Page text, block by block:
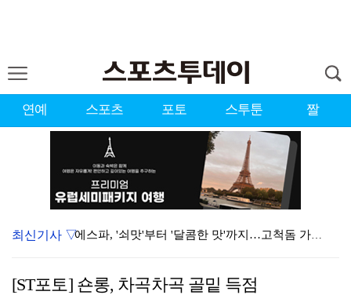
연예 스포츠 포토 스투툰 짤
에스파, '쇠맛'부터 '달콤한 맛'까지…고척돔 가득 채…
최신기사 ▽
[ST포토] 숀롱, 차곡차곡 골밑 득점